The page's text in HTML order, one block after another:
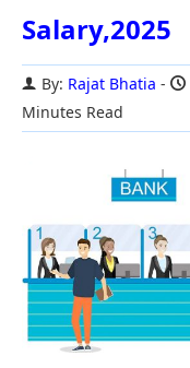
Salary,2025
By: Rajat Bhatia
Minutes Read